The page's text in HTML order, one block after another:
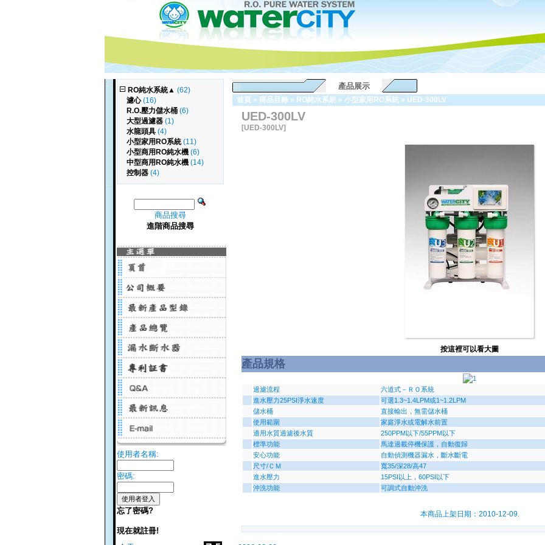
RO純水系統▲ (62)
濾心(16)
R.O.壓力儲水桶 (6)
大型過濾器 (1)
水龍頭具 (4)
小型家用RO系統(11)
小型商用RO純水機 (6)
中型商用RO純水機 (14)
控制器 (4)
商品搜尋
進階商品搜尋
使用者名稱:
密碼:
忘了密碼?
現在就註冊!
產品展示
首頁 » 商品目錄 » RO純水系統 » 小型家用RO系統 » UED-300LV
UED-300LV
[UED-300LV]
按這裡可以看大圖
產品規格
過濾流程
六道式－ＲＯ系統
進水壓力25PSI淨水速度
可選1.3~1.4LPM或1~1.2LPM
儲水桶
直接輸出，無需儲水桶
使用範圍
家庭淨水或電解水前置
適用水質過濾後水質
250PPM以下/55PPM以下
標準功能
馬達過載停機保護，自動復歸
安心功能
自動偵測機器漏水，斷水斷電
尺寸/ＣＭ
寬35/深28/高47
進水壓力
15PSI以上，60PSI以下
沖洗功能
可調式自動沖洗
本商品上架日期：2010-12-09.